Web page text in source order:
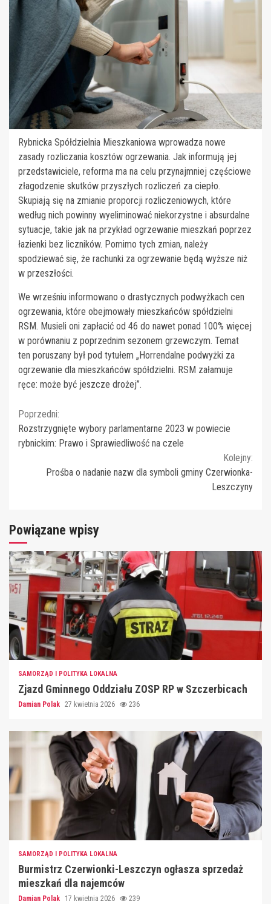
Rybnicka Spółdzielnia Mieszkaniowa wprowadza nowe
zasady rozliczania kosztów ogrzewania. Jak informują jej
przedstawiciele, reforma ma na celu przynajmniej częściowe
złagodzenie skutków przyszłych rozliczeń za ciepło.
Skupiają się na zmianie proporcji rozliczeniowych, które
według nich powinny wyeliminować niekorzystne i absurdalne
sytuacje, takie jak na przykład ogrzewanie mieszkań poprzez
łazienki bez liczników. Pomimo tych zmian, należy
spodziewać się, że rachunki za ogrzewanie będą wyższe niż
w przeszłości.
We wrześniu informowano o drastycznych podwyżkach cen
ogrzewania, które obejmowały mieszkańców spółdzielni
RSM. Musieli oni zapłacić od 46 do nawet ponad 100% więcej
w porównaniu z poprzednim sezonem grzewczym. Temat
ten poruszany był pod tytułem „Horrendalne podwyżki za
ogrzewanie dla mieszkańców spółdzielni. RSM załamuje
ręce: może być jeszcze drożej”.
Continue
Reading
Poprzedni:
Rozstrzygnięte wybory parlamentarne 2023 w powiecie
rybnickim: Prawo i Sprawiedliwość na czele
Kolejny:
Prośba o nadanie nazw dla symboli gminy Czerwionka-
Leszczyny
Powiązane wpisy
SAMORZĄD I POLITYKA LOKALNA
Zjazd Gminnego Oddziału ZOSP RP w Szczerbicach
Damian Polak 27 kwietnia 2026 236
SAMORZĄD I POLITYKA LOKALNA
Burmistrz Czerwionki-Leszczyn ogłasza sprzedaż
mieszkań dla najemców
Damian Polak 17 kwietnia 2026 239